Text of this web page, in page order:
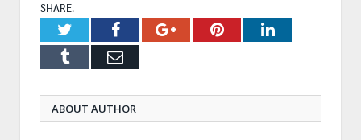
SHARE.
TwitterFacebookGoogle+PinterestLinkedIn
Tumblr Email
ABOUT AUTHOR